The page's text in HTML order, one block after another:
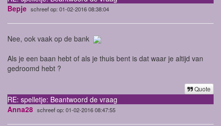
Bepje schreef op: 01-02-2016 08:38:04
Nee, ook vaak op de bank
Als je een baan hebt of als je thuis bent is dat waar je altijd van
gedroomd hebt ?
Quote
RE: spelletje: Beantwoord de vraag
Anna28 schreef op: 01-02-2016 08:47:55